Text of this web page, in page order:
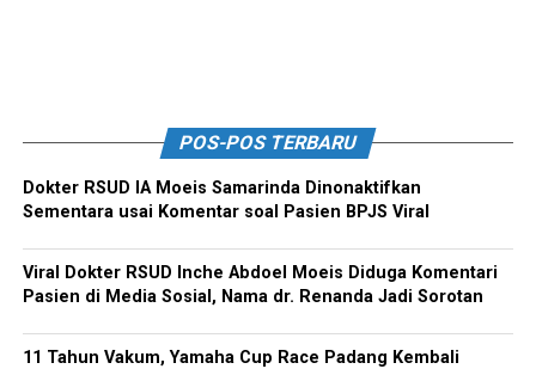
POS-POS TERBARU
Dokter RSUD IA Moeis Samarinda Dinonaktifkan
Sementara usai Komentar soal Pasien BPJS Viral
Viral Dokter RSUD Inche Abdoel Moeis Diduga Komentari
Pasien di Media Sosial, Nama dr. Renanda Jadi Sorotan
11 Tahun Vakum, Yamaha Cup Race Padang Kembali